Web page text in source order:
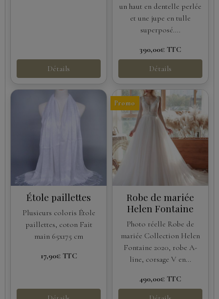
Détails
un haut en dentelle perlée
et une jupe en tulle
superposé....
390,00€ TTC
Détails
Étole paillettes
Plusieurs coloris Étole
paillettes, coton Fait
main 65x175 cm
17,90€ TTC
Promo
Robe de mariée
Helen Fontaine
Photo réelle Robe de
mariée Collection Helen
Fontaine 2020, robe A-
line, corsage V en...
490,00€ TTC